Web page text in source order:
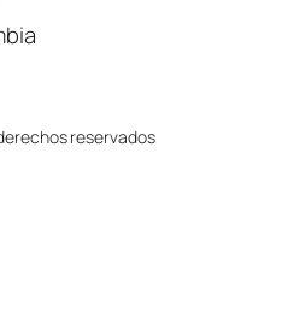
reservados